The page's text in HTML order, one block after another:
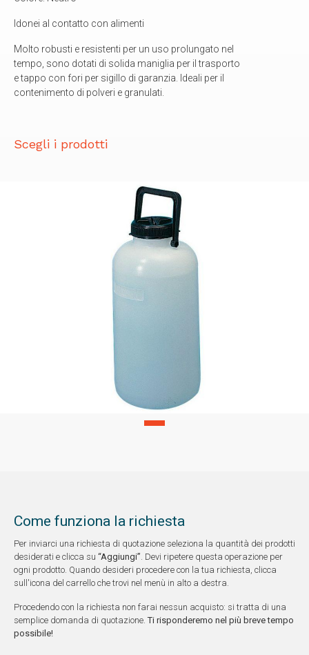
Idonei al contatto con alimenti
Molto robusti e resistenti per un uso prolungato nel
tempo, sono dotati di solida maniglia per il trasporto
e tappo con fori per sigillo di garanzia. Ideali per il
contenimento di polveri e granulati.
Scegli i prodotti
Come funziona la richiesta
Per inviarci una richiesta di quotazione seleziona la quantità dei prodotti
desiderati e clicca su “Aggiungi”. Devi ripetere questa operazione per
ogni prodotto. Quando desideri procedere con la tua richiesta, clicca
sull'icona del carrello che trovi nel menù in alto a destra.
Procedendo con la richiesta non farai nessun acquisto: si tratta di una
semplice domanda di quotazione.Ti risponderemo nel più breve tempo
possibile!